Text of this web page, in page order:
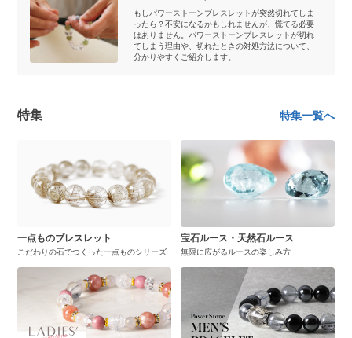
もしパワーストーンブレスレットが突然切れてしま
ったら？不安になるかもしれませんが、慌てる必要
はありません。パワーストーンブレスレットが切れ
てしまう理由や、切れたときの対処方法について、
分かりやすくご紹介します。
特集 特集一覧へ
一点ものブレスレット
こだわりの石でつくった一点ものシリーズ
宝石ルース・天然石ルース
無限に広がるルースの楽しみ方